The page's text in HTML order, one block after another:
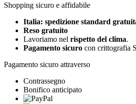
Shopping sicuro e affidabile
Italia: spedizione standard
Reso gratuito
Lavoriamo nel rispetto del clima.
Pagamento sicuro con crittografia
Pagamento sicuro attraverso
Contrassegno
Bonifico anticipato